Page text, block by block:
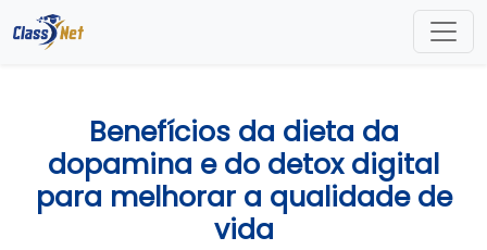
Benefícios da dieta da
dopamina e do detox digital
para melhorar a qualidade de
vida